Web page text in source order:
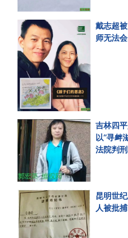
戴志超
师无法
吉林四
以“寻衅
法院判
昆明世
人被批捕